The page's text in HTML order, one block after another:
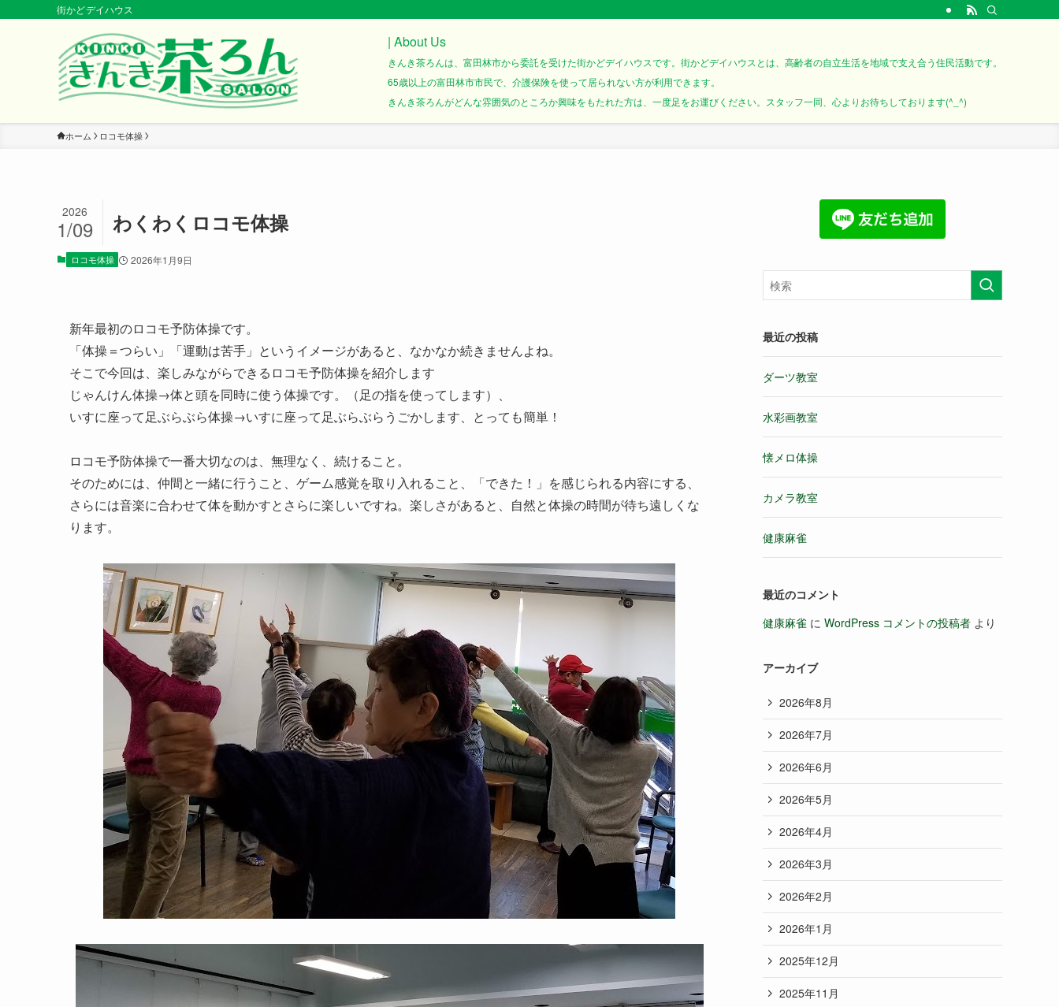
街かどデイハウス
| About Us
きんき茶ろんは、富田林市から委託を受けた街かどデイハウスです。街かどデイハウスとは、高齢者の自立生活を地域で支え合う住民活動です。
65歳以上の富田林市市民で、介護保険を使って居られない方が利用できます。
きんき茶ろんがどんな雰囲気のところか興味をもたれた方は、一度足をお運びください。スタッフ一同、心よりお待ちしております(^_^)
ホーム ロコモ体操
わくわくロコモ体操
2026
1/09
ロコモ体操 2026年1月9日
新年最初のロコモ予防体操です。
「体操＝つらい」「運動は苦手」というイメージがあると、なかなか続きませんよね。
そこで今回は、楽しみながらできるロコモ予防体操を紹介します
じゃんけん体操→体と頭を同時に使う体操です。（足の指を使ってします）、
いすに座って足ぶらぶら体操→いすに座って足ぶらぶらうごかします、とっても簡単！
ロコモ予防体操で一番大切なのは、無理なく、続けること。
そのためには、仲間と一緒に行うこと、ゲーム感覚を取り入れること、「できた！」を感じられる内容にする、
さらには音楽に合わせて体を動かすとさらに楽しいですね。楽しさがあると、自然と体操の時間が待ち遠しくな
ります。
最近の投稿
ダーツ教室
水彩画教室
懐メロ体操
カメラ教室
健康麻雀
最近のコメント
健康麻雀 に WordPress コメントの投稿者 より
アーカイブ
2026年8月
2026年7月
2026年6月
2026年5月
2026年4月
2026年3月
2026年2月
2026年1月
2025年12月
2025年11月